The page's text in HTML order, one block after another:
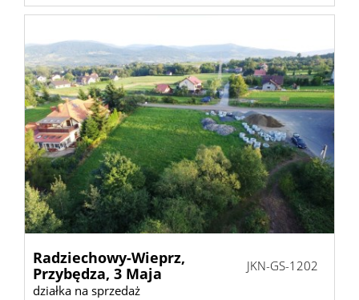
Radziechowy-Wieprz,
Przybędza, 3 Maja
działka na sprzedaż
JKN-GS-1202